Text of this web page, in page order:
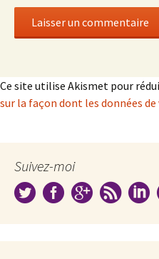
Ce site utilise Akismet pour
sur la façon dont les données
Suivez-moi